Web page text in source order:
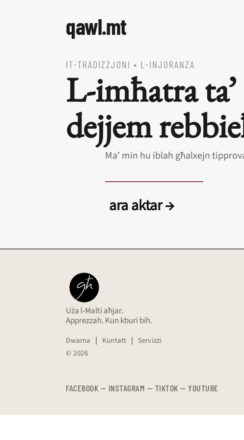
qawl.mt
IT‑TRADIZZJONI • L‑INJORANZA
L‑imħatra
dejjem
Ma’ min hu iblah għalxejn
ara aktar →
Uża l-Malti aħjar.
Apprezzah. Kun kburi bih.
Dwarna | Kuntatt | Servizzi
© 2026
FACEBOOK — INSTAGRAM — TIKTOK — YOUTUBE